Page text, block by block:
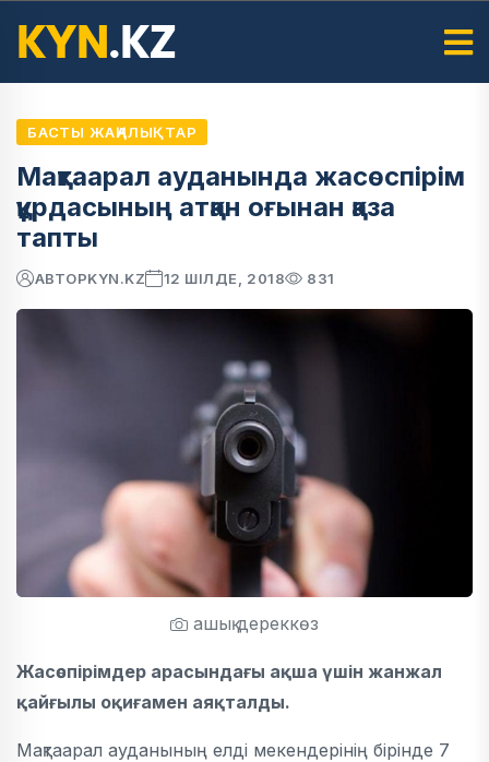
БАСТЫ ЖАҢАЛЫҚТАР
Мақтаарал ауданында жасөспірім
құрдасының атқан оғынан қаза
тапты
АВТОРKYN.KZ 12 ШІЛДЕ, 2018 831
ашық дереккөз
Жасөспірімдер арасындағы ақша үшін жанжал
қайғылы оқиғамен аяқталды.
Мақтаарал ауданының елді мекендерінің бірінде 7